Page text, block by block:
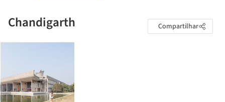
Chandigarth Compartilhar